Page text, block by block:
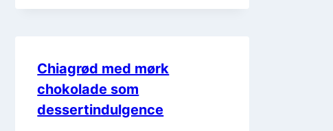
Chiagrød med mørk
chokolade som
dessertindulgence